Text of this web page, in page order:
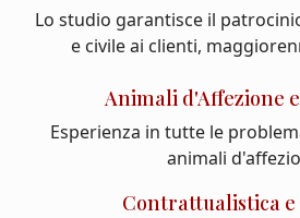
Lo studio garantisce il
e civile ai clienti,
Animali d'Affezione
Esperienza in tutte le
animali
Contrattualistica e